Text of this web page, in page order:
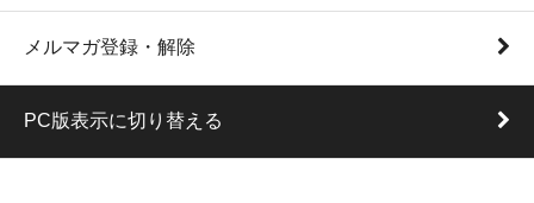
メルマガ登録・解除
PC版表示に切り替える